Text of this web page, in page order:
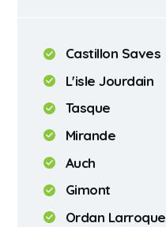
Castillon Saves
L'isle Jourdain
Tasque
Mirande
Auch
Gimont
Ordan Larroque